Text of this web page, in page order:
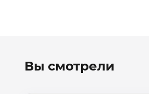
Вы смотрели